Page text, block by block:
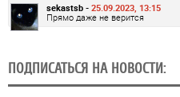
sekastsb - 25.09.2023, 13:15
Прямо даже не верится
ПОДПИСАТЬСЯ НА НОВОСТИ: